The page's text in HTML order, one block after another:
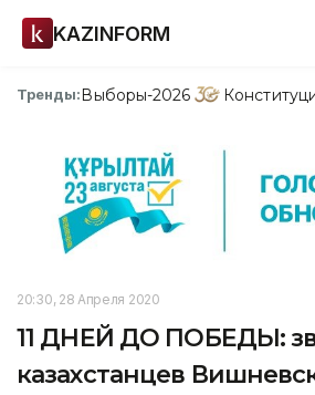
KAZINFORM
Тренды:Выборы-2026
20:30, 28 Апреля 2020
11 ДНЕЙ ДО ПОБЕДЫ:
казахстанцев